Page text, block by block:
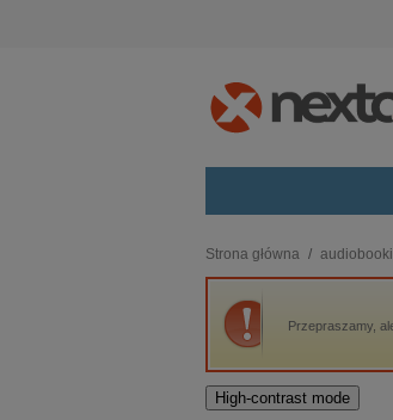
budownictwo,
biznesowe,
darmowe wydania
edukacja
Strona główna audiobooki
Przepraszamy,
High-contrast mode